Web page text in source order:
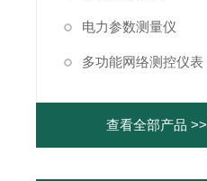
电力参数测量仪
多功能网络测控仪表
查看全部产品 >>